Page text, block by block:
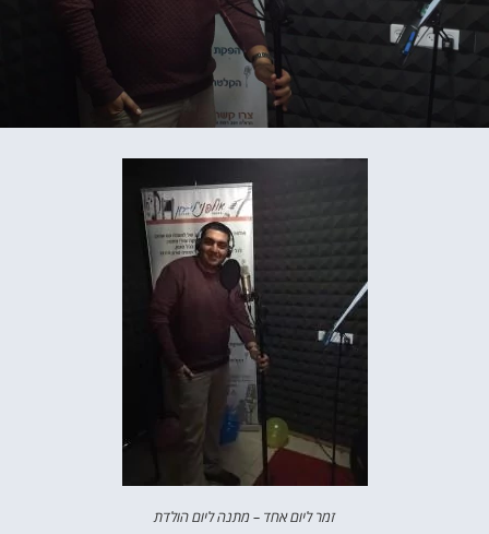
זמר ליום אחד – מתנה ליום הולדת